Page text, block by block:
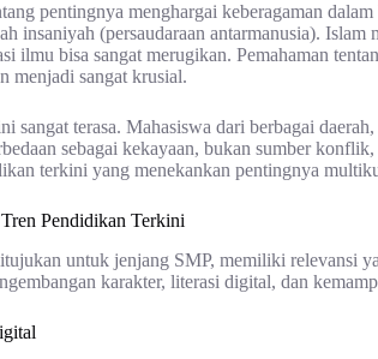
pentingnya menghargai keberagaman
insaniyah (persaudaraan antarmanusia). Islam
ilmu bisa sangat merugikan. Pemahaman
menjadi sangat krusial.
sangat terasa. Mahasiswa dari berbagai
sebagai kekayaan, bukan sumber
terkini yang menekankan pentingnya
Pendidikan Terkini
untuk jenjang SMP, memiliki relevansi
karakter, literasi digital, dan